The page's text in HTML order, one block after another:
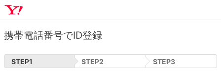
携帯電話番号でID登録
STEP1 STEP2 STEP3